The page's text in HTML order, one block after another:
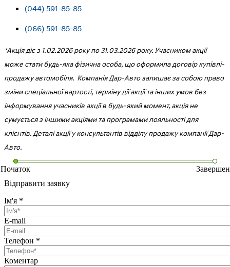
(044) 591-85-85
(066) 591-85-85
*Акція діє з 1.02.2026 року по 31.03.2026 року. Учасником акції
може стати будь-яка фізична особа, що оформила договір купівлі-
продажу автомобіля. Компанія Дар-Авто залишає за собою право
зміни спеціальної вартості, терміну дії акції та інших умов без
інформування учасників акції в будь-який момент, акція не
сумується з іншими акціями та програмами лояльності для
клієнтів. Деталі акції у консультантів відділу продажу компанії Дар-
Авто.
Початок
Відправити заявку
Ім'я *
E-mail
Телефон *
Коментар